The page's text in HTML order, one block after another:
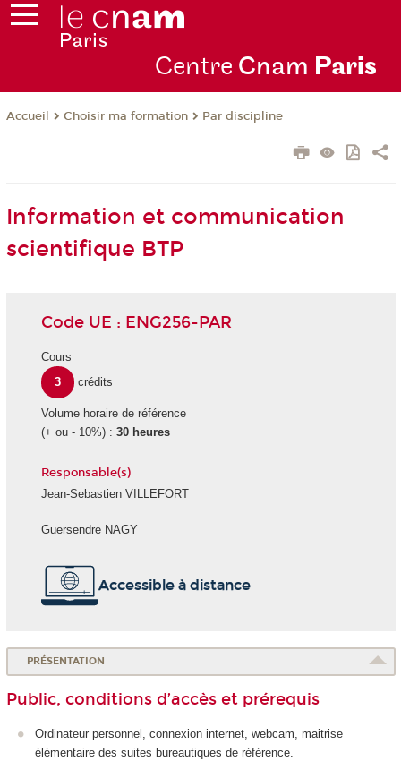
Centre Cnam Paris
Accueil Choisir ma formation Par discipline
Information et communication
scientifique BTP
Code UE : ENG256-PAR
Cours
3
crédits
Volume horaire de référence
(+ ou - 10%) : 30 heures
Responsable(s)
Jean-Sebastien VILLEFORT
Guersendre NAGY
Accessible à distance
PRÉSENTATION
Public, conditions d’accès et prérequis
Ordinateur personnel, connexion internet, webcam, maitrise
élémentaire des suites bureautiques de référence.